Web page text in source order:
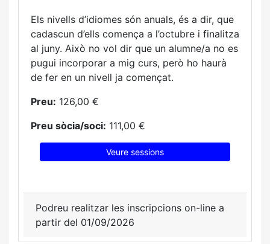
Els nivells d’idiomes són anuals, és a dir, que
cadascun d’ells comença a l’octubre i finalitza
al juny. Això no vol dir que un alumne/a no es
pugui incorporar a mig curs, però ho haurà
de fer en un nivell ja començat.
Preu: 126,00 €
Preu sòcia/soci: 111,00 €
Veure sessions
Podreu realitzar les inscripcions on-line a
partir del 01/09/2026